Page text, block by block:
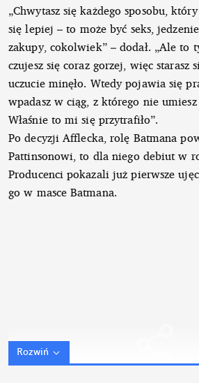
„Chwytasz się każdego sposobu,
się lepiej – to może być seks,
zakupy, cokolwiek” – dodał. „Ale to
czujesz się coraz gorzej, więc starasz
uczucie minęło. Wtedy pojawia się
wpadasz w ciąg, z którego nie
Właśnie to mi się przytrafiło”.
Po decyzji Afflecka, rolę Batmana
Pattinsonowi, to dla niego debiut w
Producenci pokazali już pierwsze
go w masce Batmana.
Rozwiń